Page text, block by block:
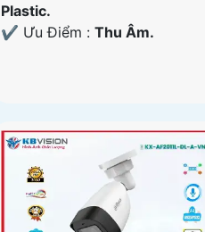
Plastic.
️✔️ Ưu Điểm :Thu Âm.